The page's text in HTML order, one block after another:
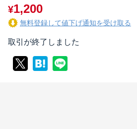
¥1,200
無料登録して値下げ通知を受け取る
取引が終了しました